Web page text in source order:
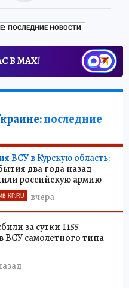
ПОСЛЕДНИЕ НОВОСТИ
В МАХ!
последние
ВСУ в Курскую область:
два года назад
российскую армию
вчера
KP.RU
за сутки 1155
ВСУ самолетного типа